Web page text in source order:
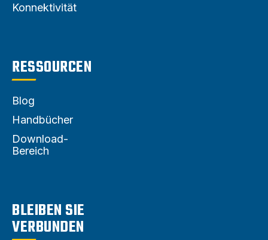
Konnektivität
RESSOURCEN
Blog
Handbücher
Download-
Bereich
BLEIBEN SIE
VERBUNDEN